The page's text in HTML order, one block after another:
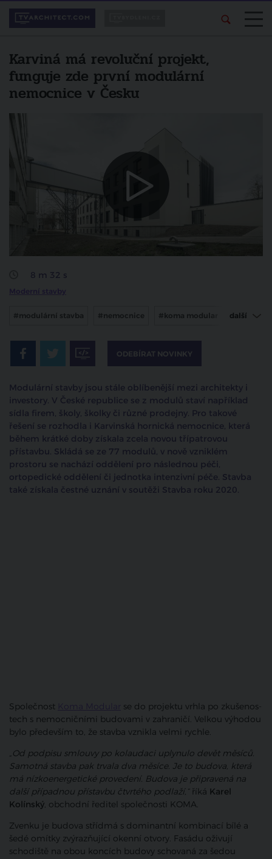
Karviná má revoluční projekt,
funguje zde první modulární
nemocnice v Česku
8 m 32 s
Moderní stavby
#modulární stavba #nemocnice #koma modular další
ODEBÍRAT NOVINKY
Modulární stavby jsou stále oblíbenější mezi architekty i
investory. V České republice se z modulů staví například
sídla firem, školy, školky či různé prodejny. Pro takové
řešení se rozhodla i Karvinská hornická nemocnice, která
během krátké doby získala zcela novou třípatrovou
přístavbu. Skládá se ze 77 modulů, v nově vzniklém
prostoru se nachází oddělení pro následnou péči,
ortopedické oddělení či jednotka intenzivní péče. Stavba
také získala čestné uznání v soutěži Stavba roku 2020.
Společnost Koma Modular
se do projektu vrhla po zku­še­nos­
tech s nemoc­nič­ní­mi budo­va­mi v zahra­ni­čí. Velkou výhodou
bylo především to, že stavba vznikla velmi rychle.
„Od podpisu smlouvy po kolaudaci uplynulo devět měsíců.
Samotná stavba pak trvala dva měsíce. Je to budova, která
má nízkoenergetické provedení. Budova je připravená na
další případnou přístavbu čtvrtého podlaží,“ říká Karel
Kolínský, obchodní ředitel společnosti KOMA.
Zvenku je budova střídmá s dominantní kombinací bílé a
šedé omítky zvýrazňující okenní otvory. Fasádu oživují
schodiště na obou koncích budovy schovaná za šedou